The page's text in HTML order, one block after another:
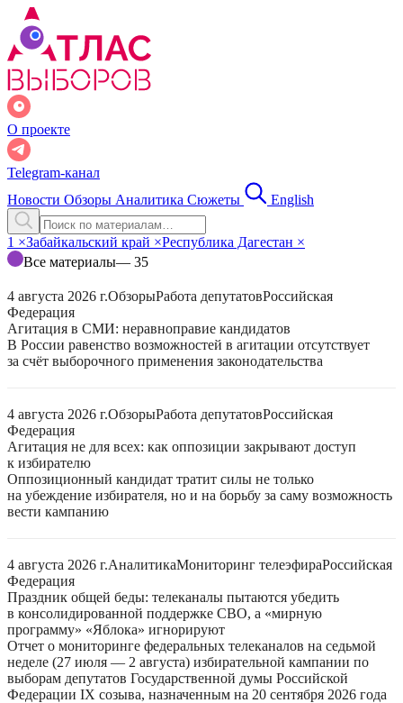
О проекте
Telegram-канал
Новости Обзоры Аналитика Сюжеты English
1 ×Забайкальский край ×Республика Дагестан ×
Все материалы— 35
4 августа 2026 г.ОбзорыРабота депутатовРоссийская
Федерация
Агитация в СМИ: неравноправие кандидатов
В России равенство возможностей в агитации отсутствует
за счёт выборочного применения законодательства
4 августа 2026 г.ОбзорыРабота депутатовРоссийская
Федерация
Агитация не для всех: как оппозиции закрывают доступ
к избирателю
Оппозиционный кандидат тратит силы не только
на убеждение избирателя, но и на борьбу за саму возможность
вести кампанию
4 августа 2026 г.АналитикаМониторинг телеэфираРоссийская
Федерация
Праздник общей беды: телеканалы пытаются убедить
в консолидированной поддержке СВО, а «мирную
программу» «Яблока» игнорируют
Отчет о мониторинге федеральных телеканалов на седьмой
неделе (27 июля — 2 августа) избирательной кампании по
выборам депутатов Государственной думы Российской
Федерации IX созыва, назначенным на 20 сентября 2026 года